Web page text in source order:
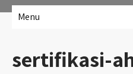
Menu
sertifikasi-